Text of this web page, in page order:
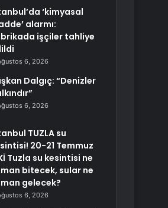
‘kimyasal
alarmı:
işçiler tahliye
6, 2026
Dalgıç: “Denizler
6, 2026
TUZLA su
20-21 Temmuz
Tuzla su kesintisi ne
bitecek, sular ne
gelecek?
6, 2026